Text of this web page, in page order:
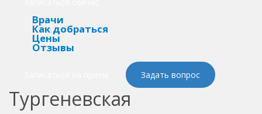
Врачи
Как добраться
Цены
Отзывы
Задать вопрос
Тургеневская